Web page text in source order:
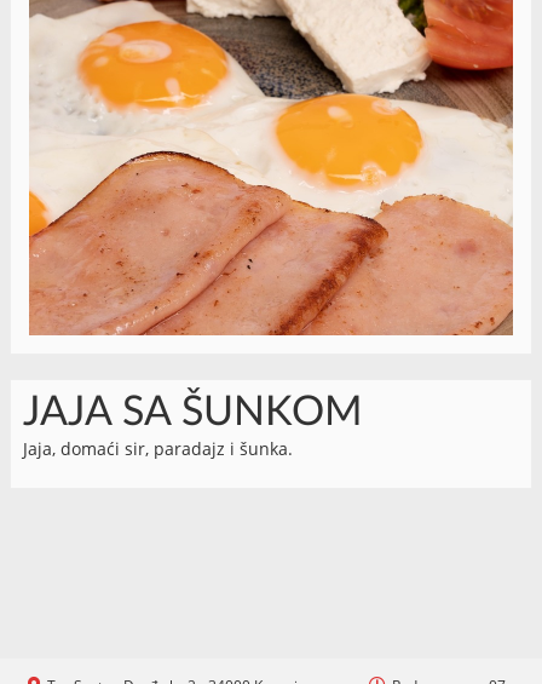
JAJA SA ŠUNKOM
Jaja, domaći sir, paradajz i šunka.